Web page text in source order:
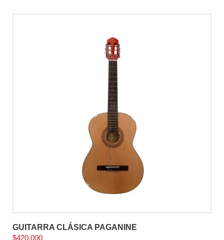
GUITARRA CLÁSICA PAGANINE
$420.000